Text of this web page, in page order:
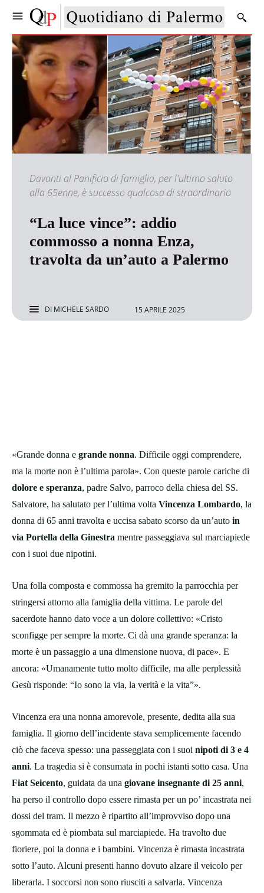
Davanti al Panificio di famiglia, per l'ultimo saluto
alla 65enne, è successo qualcosa di straordinario
“La luce vince”: addio
commosso a nonna Enza,
travolta da un’auto a Palermo
DI MICHELE SARDO 15 APRILE 2025
«Grande donna e grande nonna. Difficile oggi comprendere,
ma la morte non è l’ultima parola». Con queste parole cariche di
dolore e speranza, padre Salvo, parroco della chiesa del SS.
Salvatore, ha salutato per l’ultima volta Vincenza Lombardo, la
donna di 65 anni travolta e uccisa sabato scorso da un’auto in
via Portella della Ginestra mentre passeggiava sul marciapiede
con i suoi due nipotini.
Una folla composta e commossa ha gremito la parrocchia per
stringersi attorno alla famiglia della vittima. Le parole del
sacerdote hanno dato voce a un dolore collettivo: «Cristo
sconfigge per sempre la morte. Ci dà una grande speranza: la
morte è un passaggio a una dimensione nuova, di pace». E
ancora: «Umanamente tutto molto difficile, ma alle perplessità
Gesù risponde: “Io sono la via, la verità e la vita”».
Vincenza era una nonna amorevole, presente, dedita alla sua
famiglia. Il giorno dell’incidente stava semplicemente facendo
ciò che faceva spesso: una passeggiata con i suoi nipoti di 3 e 4
anni. La tragedia si è consumata in pochi istanti sotto casa. Una
Fiat Seicento, guidata da una giovane insegnante di 25 anni,
ha perso il controllo dopo essere rimasta per un po’ incastrata nei
dossi del tram. Il mezzo è ripartito all’improvviso dopo una
sgommata ed è piombata sul marciapiede. Ha travolto due
fioriere, poi la donna e i bambini. Vincenza è rimasta incastrata
sotto l’auto. Alcuni presenti hanno dovuto alzare il veicolo per
liberarla. I soccorsi non sono riusciti a salvarla. Vincenza